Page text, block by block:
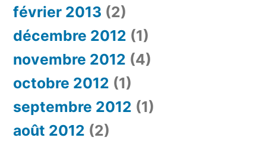
février 2013 (2)
décembre 2012 (1)
novembre 2012 (4)
octobre 2012 (1)
septembre 2012 (1)
août 2012 (2)